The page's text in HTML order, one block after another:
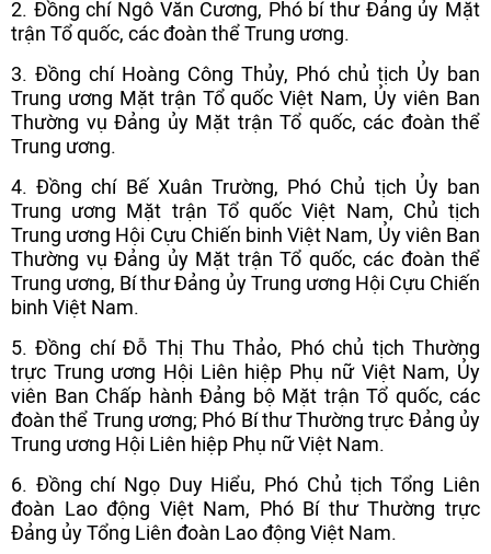
2. Đồng chí Ngô Văn Cương, Phó bí thư Đảng ủy Mặt
trận Tổ quốc, các đoàn thể Trung ương.
3. Đồng chí Hoàng Công Thủy, Phó chủ tịch Ủy ban
Trung ương Mặt trận Tổ quốc Việt Nam, Ủy viên Ban
Thường vụ Đảng ủy Mặt trận Tổ quốc, các đoàn thể
Trung ương.
4. Đồng chí Bế Xuân Trường, Phó Chủ tịch Ủy ban
Trung ương Mặt trận Tổ quốc Việt Nam, Chủ tịch
Trung ương Hội Cựu Chiến binh Việt Nam, Ủy viên Ban
Thường vụ Đảng ủy Mặt trận Tổ quốc, các đoàn thể
Trung ương, Bí thư Đảng ủy Trung ương Hội Cựu Chiến
binh Việt Nam.
5. Đồng chí Đỗ Thị Thu Thảo, Phó chủ tịch Thường
trực Trung ương Hội Liên hiệp Phụ nữ Việt Nam, Ủy
viên Ban Chấp hành Đảng bộ Mặt trận Tổ quốc, các
đoàn thể Trung ương; Phó Bí thư Thường trực Đảng ủy
Trung ương Hội Liên hiệp Phụ nữ Việt Nam.
6. Đồng chí Ngọ Duy Hiểu, Phó Chủ tịch Tổng Liên
đoàn Lao động Việt Nam, Phó Bí thư Thường trực
Đảng ủy Tổng Liên đoàn Lao động Việt Nam.